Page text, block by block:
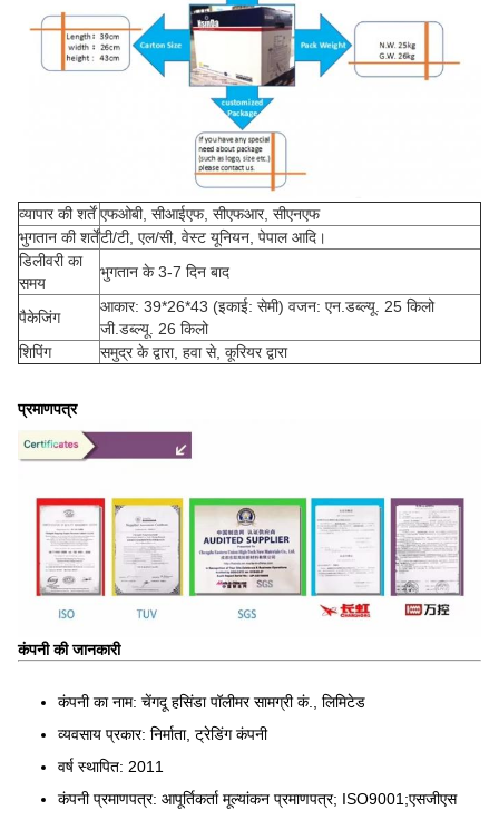
व्यापार की शर्तें एफओबी, सीआईएफ, सीएफआर, सीएनएफ
भुगतान की शर्तेंटी/टी, एल/सी, वेस्ट यूनियन, पेपाल आदि।
डिलीवरी का
समय
भुगतान के 3-7 दिन बाद
पैकेजिंग
आकार: 39*26*43 (इकाई: सेमी) वजन: एन.डब्ल्यू. 25 किलो
जी.डब्ल्यू. 26 किलो
शिपिंग
समुद्र के द्वारा, हवा से, कूरियर द्वारा
प्रमाणपत्र
कंपनी की जानकारी
कंपनी का नाम: चेंगदू हसिंडा पॉलीमर सामग्री कं., लिमिटेड
व्यवसाय प्रकार: निर्माता, ट्रेडिंग कंपनी
वर्ष स्थापित: 2011
कंपनी प्रमाणपत्र: आपूर्तिकर्ता मूल्यांकन प्रमाणपत्र; ISO9001;एसजीएस